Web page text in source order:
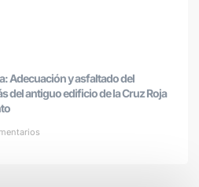
Adecuación y asfaltado del
del antiguo edificio de la Cruz Roja